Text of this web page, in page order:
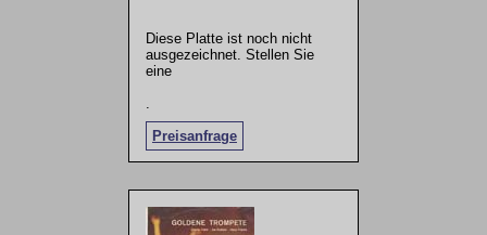
Diese Platte ist noch nicht
ausgezeichnet. Stellen Sie
eine
Preisanfrage
.